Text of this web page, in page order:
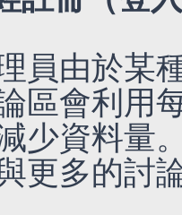
員由於某
區會利用
少資料量
更多的討